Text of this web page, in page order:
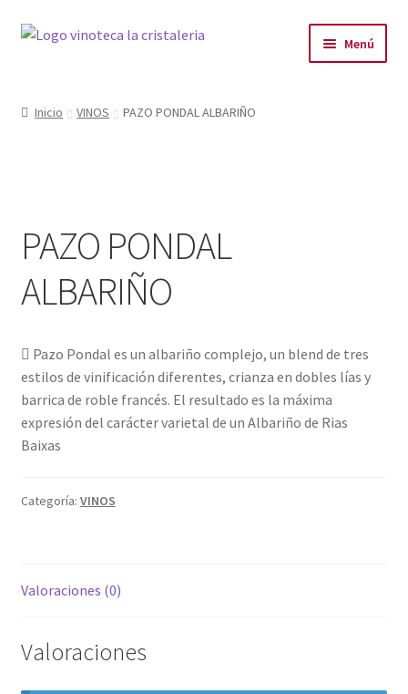
Menú
PRODUCTOS DESTACADOS
BLOG
Inicio VINOS PAZO PONDAL ALBARIÑO
PAZO PONDAL
ALBARIÑO
 Pazo Pondal es un albariño complejo, un blend de tres
estilos de vinificación diferentes, crianza en dobles lías y
barrica de roble francés. El resultado es la máxima
expresión del carácter varietal de un Albariño de Rias
Baixas
Categoría: VINOS
Valoraciones (0)
Valoraciones